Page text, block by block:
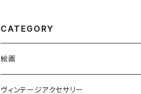
CATEGORY
絵画
絵画ピアス
ヴィンテージアクセサリー